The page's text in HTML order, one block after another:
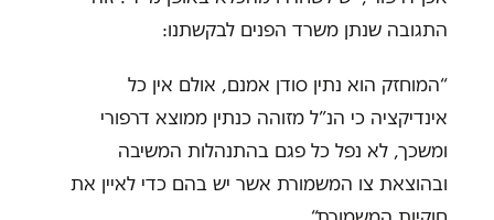
התגובה שנתן משרד הפנים לבקשתנו:
“המוחזק הוא נתין סודן אמנם, אולם אין כל
אינדיקציה כי הנ”ל מזוהה כנתין ממוצא דרפורי
ומשכך, לא נפל כל פגם בהתנהלות המשיבה
ובהוצאת צו המשמורת אשר יש בהם כדי לאיין את